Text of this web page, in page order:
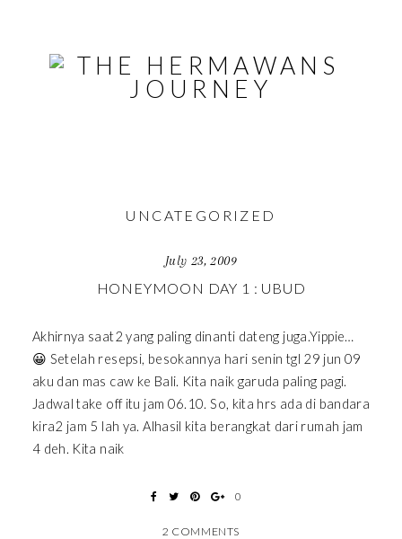
UNCATEGORIZED
July 23, 2009
HONEYMOON DAY 1 : UBUD
Akhirnya saat2 yang paling dinanti dateng juga.Yippie…
😀 Setelah resepsi, besokannya hari senin tgl 29 jun 09
aku dan mas caw ke Bali. Kita naik garuda paling pagi.
Jadwal take off itu jam 06.10. So, kita hrs ada di bandara
kira2 jam 5 lah ya. Alhasil kita berangkat dari rumah jam
4 deh. Kita naik
0
2 COMMENTS